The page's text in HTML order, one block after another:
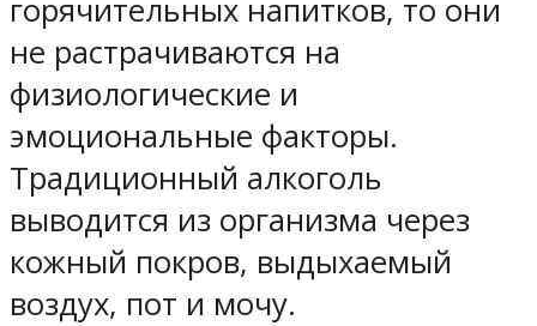
горячительных напитков, то они
не растрачиваются на
физиологические и
эмоциональные факторы.
Традиционный алкоголь
выводится из организма через
кожный покров, выдыхаемый
воздух, пот и мочу.